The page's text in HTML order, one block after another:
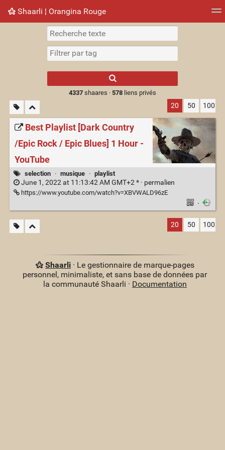
Shaarli ¦ Orangina Rouge
Nuage de tags Mur d'images
results.
4337shaares · 578liens privés
20 50 100
Best Playlist [Dark Country
/Epic Rock / Epic Blues] 1 Hour -
YouTube
selection · musique · playlist
June 1, 2022 at 11:13:42 AM GMT+2 * · permalien
https://www.youtube.com/watch?v=XBVWALD96zE
·
20 50 100
Shaarli· Le gestionnaire de marque-pages
personnel, minimaliste, et sans base de données par
la communauté Shaarli · Documentation